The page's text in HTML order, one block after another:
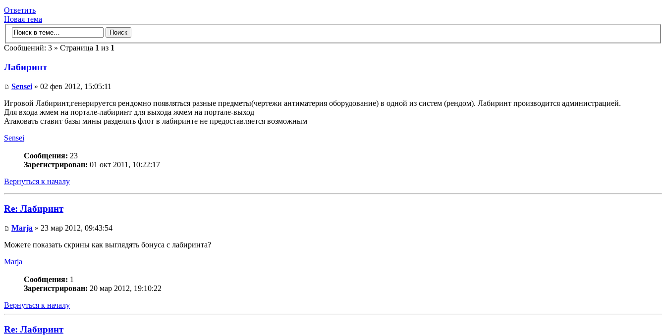
Ответить
Новая тема
Сообщений: 3 » Страница 1 из 1
Лабиринт
Sensei » 02 фев 2012, 15:05:11
Игровой Лабиринт,генерируется рендомно появляться разные предметы(чертежи антиматерия оборудование) в одной из систем (рендом). Лабиринт производится администрацией.
Для входа жмем на портале-лабиринт для выхода жмем на портале-выход
Атаковать ставит базы мины разделять флот в лабиринте не предоставляется возможным
Sensei
Сообщения: 23
Зарегистрирован: 01 окт 2011, 10:22:17
Вернуться к началу
Re: Лабиринт
Marja » 23 мар 2012, 09:43:54
Можете показать скрины как выглядять бонуса с лабиринта?
Marja
Сообщения: 1
Зарегистрирован: 20 мар 2012, 19:10:22
Вернуться к началу
Re: Лабиринт